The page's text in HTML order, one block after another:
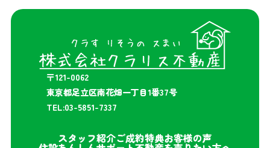
〒121-0062
東京都足立区南花畑一丁目1番37号
TEL:03-5851-7337
スタッフ紹介ご成約特典お客様の声